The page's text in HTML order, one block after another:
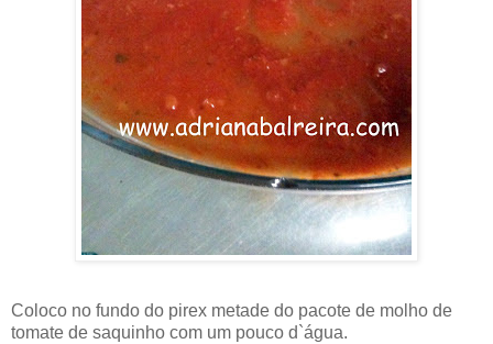
Coloco no fundo do pirex metade do pacote de molho de
tomate de saquinho com um pouco d`água.